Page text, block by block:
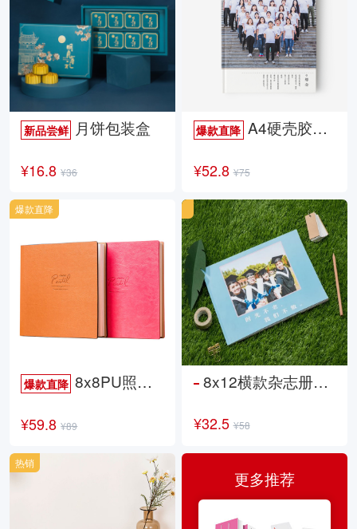
新品尝鲜 月饼包装盒
¥16.8 ¥36
爆款直降A4硬壳胶装照片书34p哑膜
¥52.8 ¥75
爆款直降 8x8PU照片书NewLife
¥59.8 ¥89
爆款直降
8x12横款杂志册26p
¥32.5 ¥58
热销
更多推荐